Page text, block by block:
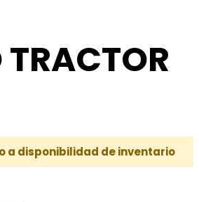
TRACTOR
a disponibilidad de inventario